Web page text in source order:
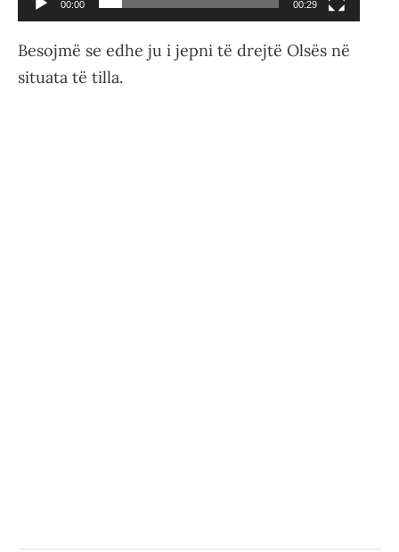
00:00 00:29
Besojmë se edhe ju i jepni të drejtë Olsës në
situata të tilla.